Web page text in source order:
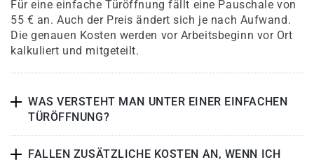
Für eine einfache Türöffnung fällt eine Pauschale von
55 € an. Auch der Preis ändert sich je nach Aufwand.
Die genauen Kosten werden vor Arbeitsbeginn vor Ort
kalkuliert und mitgeteilt.
WAS VERSTEHT MAN UNTER EINER EINFACHEN
TÜRÖFFNUNG?
FALLEN ZUSÄTZLICHE KOSTEN AN, WENN ICH